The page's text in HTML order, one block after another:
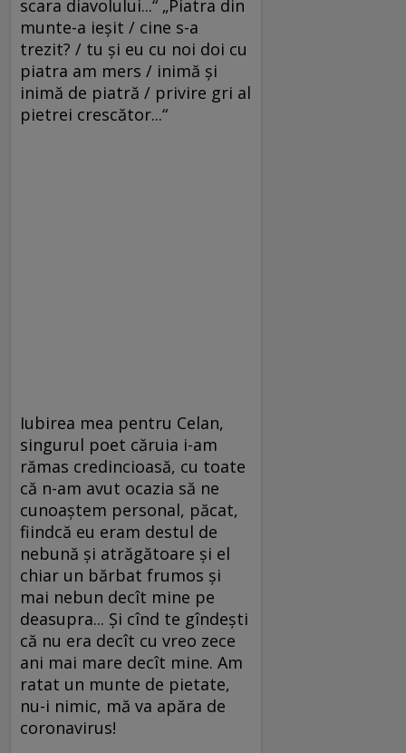
scara diavolului...“ „Piatra din
munte-a ieșit / cine s-a
trezit? / tu și eu cu noi doi cu
piatra am mers / inimă și
inimă de piatră / privire gri al
pietrei crescător...“
Iubirea mea pentru Celan,
singurul poet căruia i-am
rămas credincioasă, cu toate
că n-am avut ocazia să ne
cunoaștem personal, păcat,
fiindcă eu eram destul de
nebună și atrăgătoare și el
chiar un bărbat frumos și
mai nebun decît mine pe
deasupra... Și cînd te gîndești
că nu era decît cu vreo zece
ani mai mare decît mine. Am
ratat un munte de pietate,
nu-i nimic, mă va apăra de
coronavirus!